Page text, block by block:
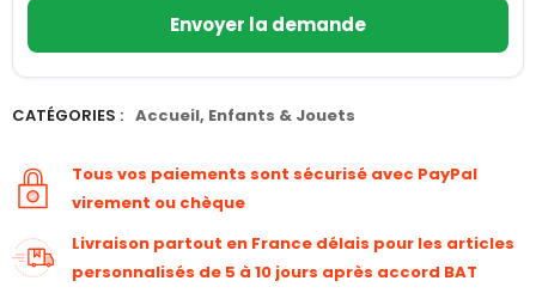
Envoyer la demande
CATÉGORIES : Accueil, Enfants & Jouets
Tous vos paiements sont sécurisé avec PayPal
virement ou chèque
Livraison partout en France délais pour les articles
personnalisés de 5 à 10 jours après accord BAT